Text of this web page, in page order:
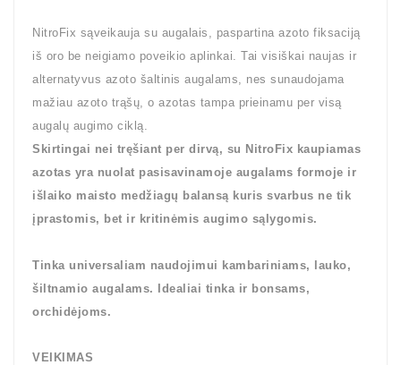
NitroFix sąveikauja su augalais, paspartina azoto fiksaciją
iš oro be neigiamo poveikio aplinkai. Tai visiškai naujas ir
alternatyvus azoto šaltinis augalams, nes sunaudojama
mažiau azoto trąšų, o azotas tampa prieinamu per visą
augalų augimo ciklą.
Skirtingai nei tręšiant per dirvą, su NitroFix kaupiamas
azotas yra nuolat pasisavinamoje augalams formoje ir
išlaiko maisto medžiagų balansą kuris svarbus ne tik
įprastomis, bet ir kritinėmis augimo sąlygomis.
Tinka universaliam naudojimui kambariniams, lauko,
šiltnamio augalams. Idealiai tinka ir bonsams,
orchidėjoms.
VEIKIMAS